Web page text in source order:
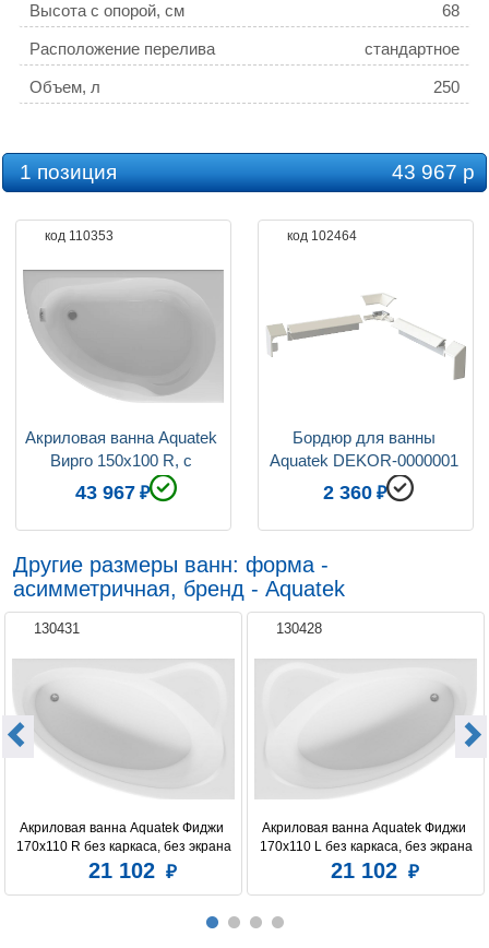
Высота с опорой, см 68
Расположение перелива стандартное
Объем, л 250
Слив-перелив есть
Ориентация
Ручки для ванн
Система гидромассажа Установка по желанию
Угловая конструкция да
Подголовники для ванн
Коллекция
Вирго
1 позиция 43 967 р
код 110353
Акриловая ванна Aquatek
Вирго 150x100 R, с
каркасом, фронтальным
экраном, сливом-
переливом
43 967
код 102464
Бордюр для ванны
Aquatek DEKOR-0000001
195 см
2 360
Другие размеры ванн: форма -
асимметричная, бренд - Aquatek
130431
Акриловая ванна Aquatek Фиджи
170х110 R без каркаса, без экрана
21 102
130428
Акриловая ванна Aquatek Фиджи
170х110 L без каркаса, без экрана
21 102